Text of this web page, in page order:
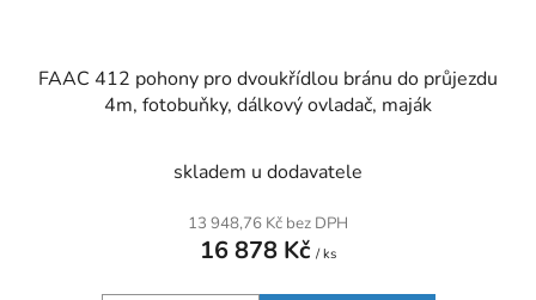
FAAC 412 pohony pro dvoukřídlou bránu do průjezdu
4m, fotobuňky, dálkový ovladač, maják
skladem u dodavatele
13 948,76 Kč bez DPH
16 878 Kč / ks